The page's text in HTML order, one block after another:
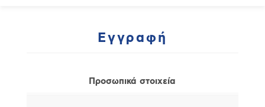
Εγγραφή
Προσωπικά στοιχεία